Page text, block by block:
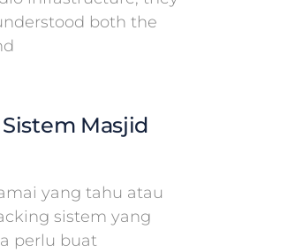
both the
Masjid
yang tahu atau
sistem yang
perlu buat